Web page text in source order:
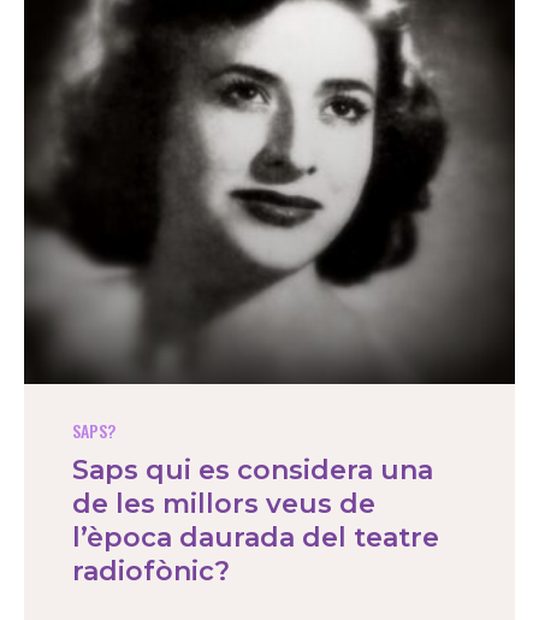
SAPS?
Saps qui es considera una
de les millors veus de
l’època daurada del teatre
radiofònic?